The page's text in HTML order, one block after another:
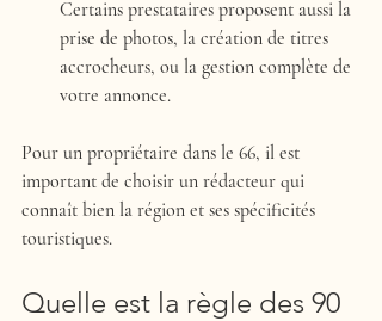
Certains prestataires proposent aussi la
prise de photos, la création de titres
accrocheurs, ou la gestion complète de
votre annonce.
Pour un propriétaire dans le 66, il est
important de choisir un rédacteur qui
connaît bien la région et ses spécificités
touristiques.
Quelle est la règle des 90